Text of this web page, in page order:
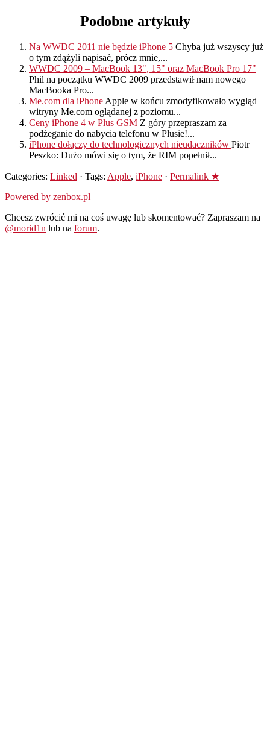
Podobne artykuły
Na WWDC 2011 nie będzie iPhone 5 Chyba już wszyscy już
o tym zdążyli napisać, prócz mnie,...
WWDC 2009 – MacBook 13", 15" oraz MacBook Pro 17"
Phil na początku WWDC 2009 przedstawił nam nowego
MacBooka Pro...
Me.com dla iPhone Apple w końcu zmodyfikowało wygląd
witryny Me.com oglądanej z poziomu...
Ceny iPhone 4 w Plus GSM Z góry przepraszam za
podżeganie do nabycia telefonu w Plusie!...
iPhone dołączy do technologicznych nieudaczników Piotr
Peszko: Dużo mówi się o tym, że RIM popełnił...
Categories: Linked · Tags: Apple, iPhone · Permalink ★
Powered by zenbox.pl
Chcesz zwrócić mi na coś uwagę lub skomentować? Zapraszam na
@morid1n lub na forum.